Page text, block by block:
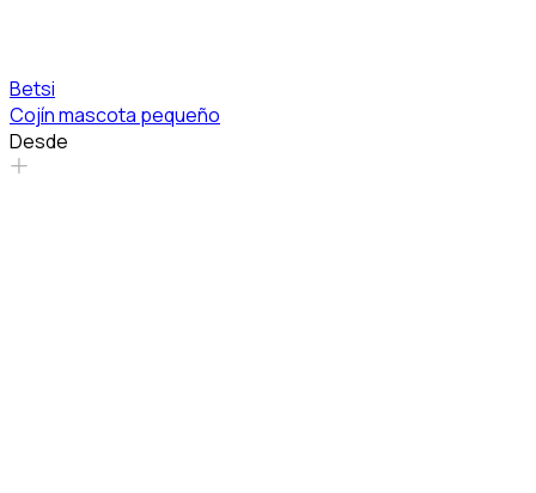
Betsi
Cojín mascota pequeño
Desde